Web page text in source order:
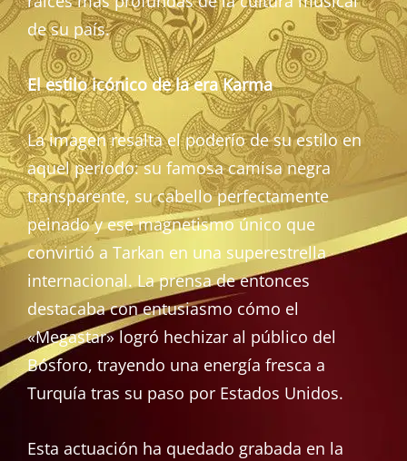
de su país.
El estilo icónico de la era Karma
La imagen resalta el poderío de su estilo en
aquel periodo: su famosa camisa negra
transparente, su cabello perfectamente
peinado y ese magnetismo único que
convirtió a Tarkan en una superestrella
internacional. La prensa de entonces
destacaba con entusiasmo cómo el
«Megastar» logró hechizar al público del
Bósforo, trayendo una energía fresca a
Turquía tras su paso por Estados Unidos.
Esta actuación ha quedado grabada en la